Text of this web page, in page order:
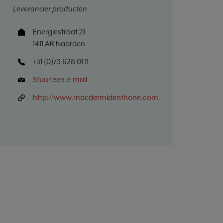
Leverancier producten
Energiestraat 21
1411 AR Naarden
+31 (0)73 628 01 11
Stuur een e-mail
http://www.macdermidenthone.com